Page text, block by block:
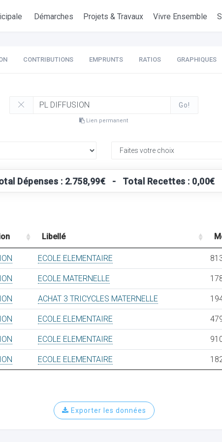
Démarches Projets & Travaux Vivre Ensemble
CONTRIBUTIONS EMPRUNTS RATIOS GRAPHIQUES
Go!
Lien permanent
Dépenses : 2.758,99€ - Total Recettes : 0,00€
Libellé
ECOLE ELEMENTAIRE
ECOLE MATERNELLE
ACHAT 3 TRICYCLES MATERNELLE
ECOLE ELEMENTAIRE
ECOLE ELEMENTAIRE
ECOLE ELEMENTAIRE
Exporter les données